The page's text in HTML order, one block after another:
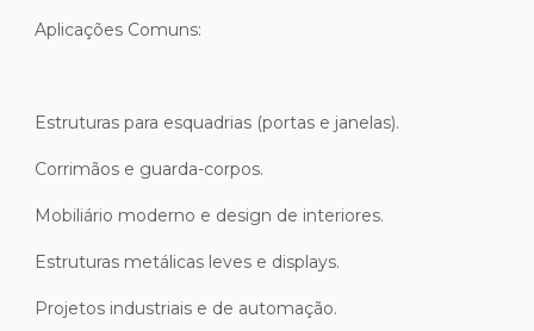
Aplicações Comuns:
Estruturas para esquadrias (portas e janelas).
Corrimãos e guarda-corpos.
Mobiliário moderno e design de interiores.
Estruturas metálicas leves e displays.
Projetos industriais e de automação.